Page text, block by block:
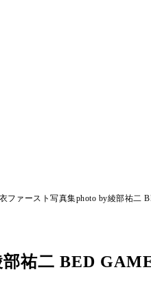
衣ファースト写真集photo by綾部祐二
祐二 BED GAME